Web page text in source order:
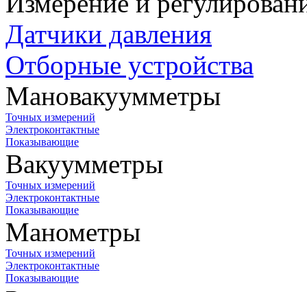
Датчики давления
Отборные устройства
Мановакуумметры
Точных измерений
Электроконтактные
Показывающие
Вакуумметры
Точных измерений
Электроконтактные
Показывающие
Манометры
Точных измерений
Электроконтактные
Показывающие